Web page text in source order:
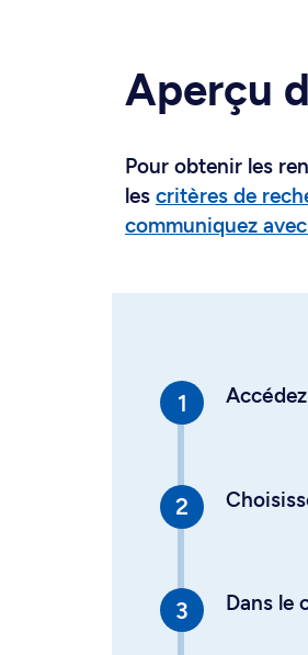
Aperçu
Pour obtenir les
les critères de
communiquez
Dans le